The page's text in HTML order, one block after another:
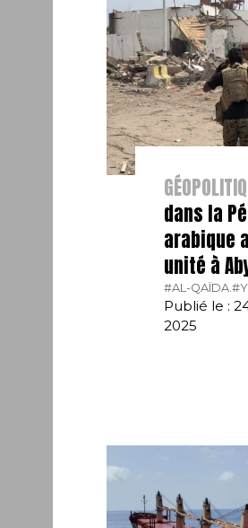
dans la
arabique
unité à
#AL-QAÏDA.
Publié le :
2025